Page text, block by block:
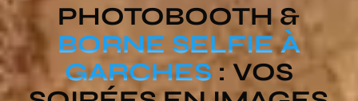
PHOTOBOOTH &
BORNE SELFIE À
GARCHES: VOS